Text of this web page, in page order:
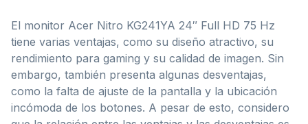
El monitor Acer Nitro KG241YA 24″ Full HD 75 Hz
tiene varias ventajas, como su diseño atractivo, su
rendimiento para gaming y su calidad de imagen. Sin
embargo, también presenta algunas desventajas,
como la falta de ajuste de la pantalla y la ubicación
incómoda de los botones. A pesar de esto, considero